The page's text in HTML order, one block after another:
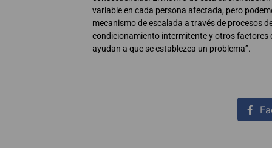
variable en cada persona afectada, pero
mecanismo de escalada a través de procesos
condicionamiento intermitente y otros factores
ayudan a que se establezca un problema”.